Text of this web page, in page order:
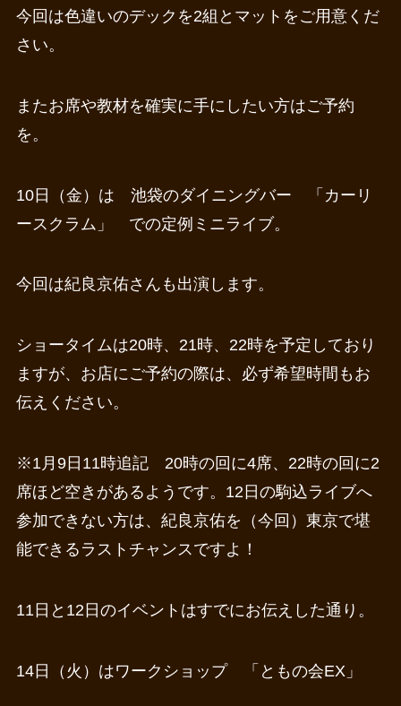
今回は色違いのデックを2組とマットをご用意くだ
さい。
またお席や教材を確実に手にしたい方はご予約
を。
10日（金）は 池袋のダイニングバー 「カーリ
ースクラム」 での定例ミニライブ。
今回は紀良京佑さんも出演します。
ショータイムは20時、21時、22時を予定しており
ますが、お店にご予約の際は、必ず希望時間もお
伝えください。
※1月9日11時追記 20時の回に4席、22時の回に2
席ほど空きがあるようです。12日の駒込ライブへ
参加できない方は、紀良京佑を（今回）東京で堪
能できるラストチャンスですよ！
11日と12日のイベントはすでにお伝えした通り。
14日（火）はワークショップ 「ともの会EX」